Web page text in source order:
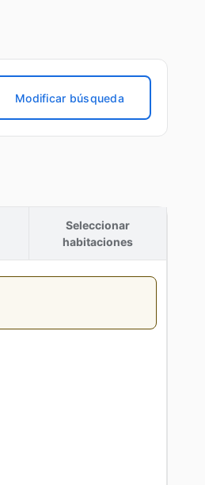
Modificar búsqueda
Seleccionar
habitaciones